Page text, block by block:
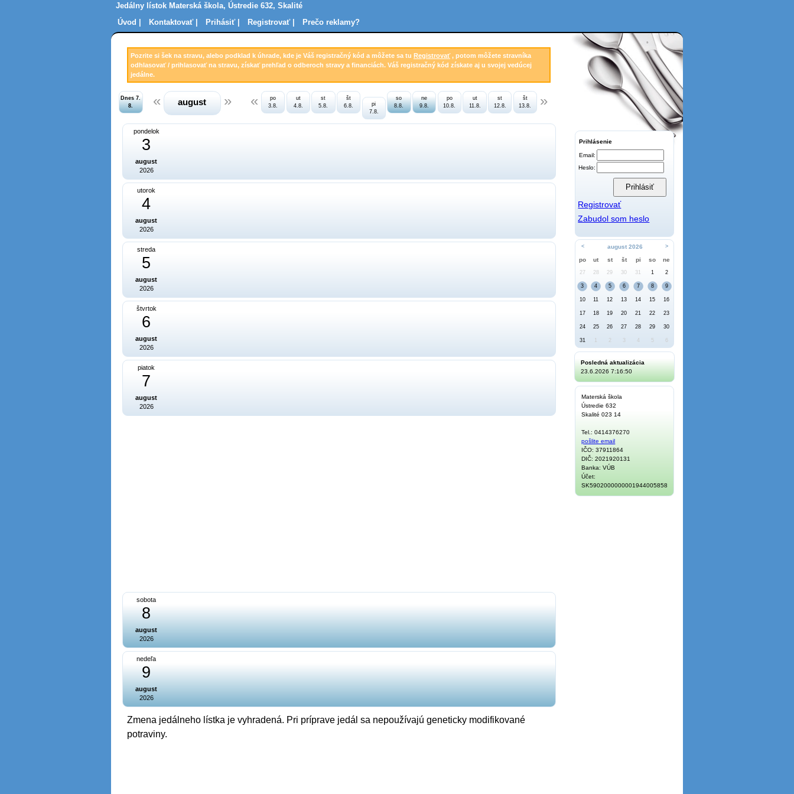
Jedálny lístok Materská škola, Ústredie 632, Skalité
Úvod |
Kontaktovať | Prihásiť | Registrovať | Prečo reklamy?
Pozrite si šek na stravu, alebo podklad k úhrade, kde je Váš registračný kód a môžete sa tu Registrovať, potom môžete stravníka
odhlasovať / prihlasovať na stravu, získať prehľad o odberoch stravy a financiách. Váš registračný kód získate aj u svojej vedúcej
jedálne.
Dnes 7.
8.
august
po
3.8.
ut
4.8.
st
5.8.
št
6.8.
pi
7.8.
so
8.8.
ne
9.8.
po
10.8.
ut
11.8.
st
12.8.
št
13.8.
pondelok
3
august
2026
utorok
4
august
2026
streda
5
august
2026
štvrtok
6
august
2026
piatok
7
august
2026
sobota
8
august
2026
nedeľa
9
august
2026
Zmena jedálneho lístka je vyhradená. Pri príprave jedál sa nepoužívajú geneticky modifikované
potraviny.
Prihlásenie
Email:
Heslo:
Registrovať
Zabudol som heslo
< august 2026 >
po ut st št pi so ne
27 28 29 30 31 1 2
3 4 5 6 7 8 9
10 11 12 13 14 15 16
17 18 19 20 21 22 23
24 25 26 27 28 29 30
31 2 3 4 5 6
Posledná aktualizácia
23.6.2026 7:16:50
Materská škola
Ústredie 632
Skalité 023 14
Tel.: 0414376270
pošlite email
IČO: 37911864
DIČ: 2021920131
Banka: VÚB
Účet:
SK5902000000001944005858